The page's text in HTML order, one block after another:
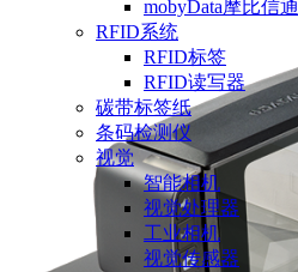
mobyData摩比信通
RFID系统
RFID标签
RFID读写器
碳带标签纸
条码检测仪
视觉
智能相机
视觉处理器
工业相机
视觉传感器